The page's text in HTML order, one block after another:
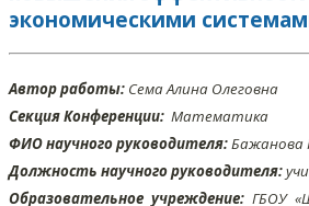
экономическими
Автор работы: Сема Алина Олеговна
Секция Конференции: Математика
ФИО научного руководителя:Бажанова
Должность научного руководителя:
Образовательное учреждение:ГБОУ